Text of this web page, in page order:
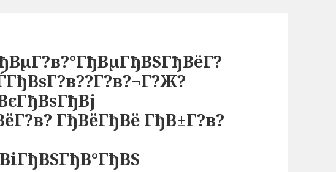
ГђВёГђВё ГђВ±Г?в?